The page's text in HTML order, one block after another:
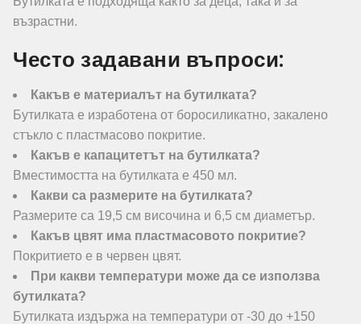
възрастни.
Често задавани въпроси:
Какъв е материалът на бутилката?
Бутилката е изработена от боросиликатно, закалено
стъкло с пластмасово покритие.
Какъв е капацитетът на бутилката?
Вместимостта на бутилката е 450 мл.
Какви са размерите на бутилката?
Размерите са 19,5 см височина и 6,5 см диаметър.
Какъв цвят има пластмасовото покритие?
Покритието е в червен цвят.
При какви температури може да се използва
бутилката?
Бутилката издържа на температури от -30 до +150